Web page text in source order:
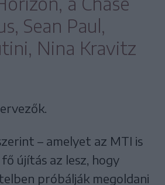
Sean Paul,
Nina Kravitz
– amelyet az MTI is
újítás az lesz, hogy
próbálják megoldani